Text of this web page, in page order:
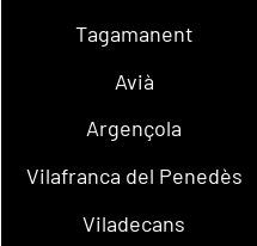
Tagamanent
Avià
Argençola
Vilafranca del Penedès
Viladecans